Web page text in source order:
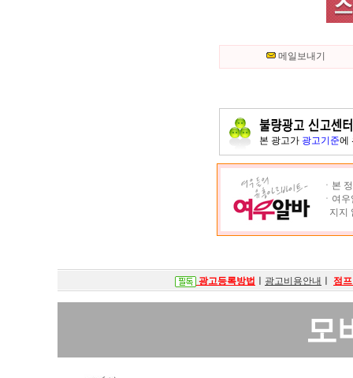
메일보내기
본 광고가 광고기준에
ㆍ본
ㆍ여
지지
광고등록방법 광고비용안내 점
모